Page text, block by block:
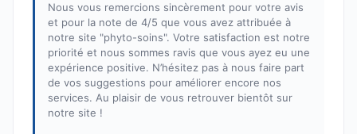
Nous vous remercions sincèrement pour votre avis
et pour la note de 4/5 que vous avez attribuée à
notre site "phyto-soins". Votre satisfaction est notre
priorité et nous sommes ravis que vous ayez eu une
expérience positive. N’hésitez pas à nous faire part
de vos suggestions pour améliorer encore nos
services. Au plaisir de vous retrouver bientôt sur
notre site !